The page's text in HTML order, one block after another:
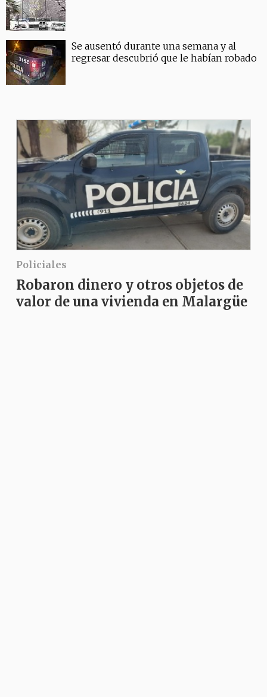
Se ausentó durante una semana y al
regresar descubrió que le habían robado
Policiales
Robaron dinero y otros objetos de
valor de una vivienda en Malargüe